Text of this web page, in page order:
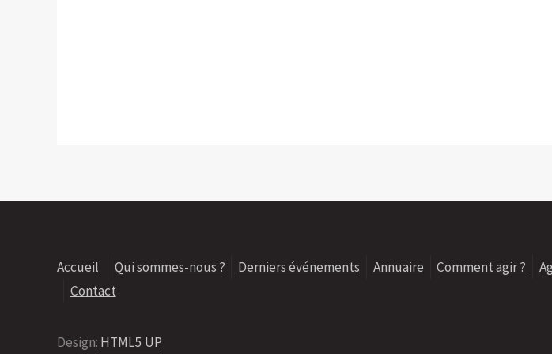
Accueil Qui sommes-nous ? Derniers événements Annuaire Comment agir ?
Contact
Design: HTML5 UP